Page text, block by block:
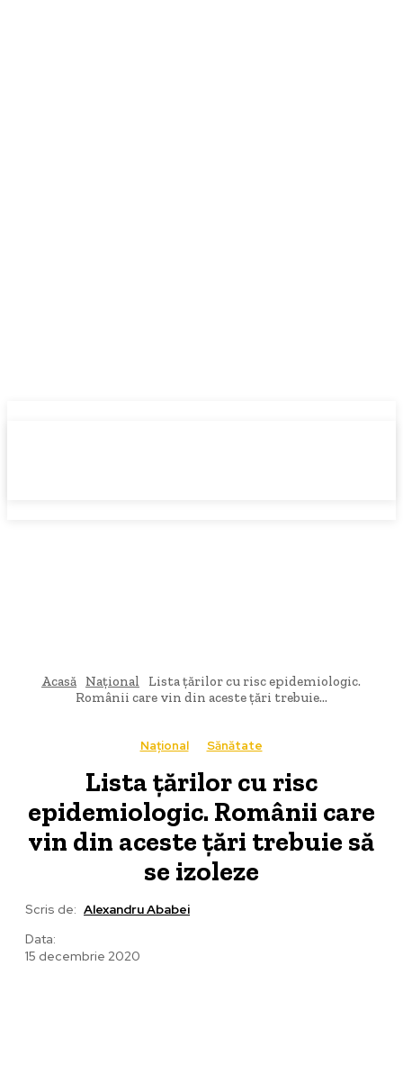
Acasă Național
Lista țărilor cu risc epidemiologic.
Românii care vin din aceste țări trebuie...
Național Sănătate
Lista țărilor cu risc
epidemiologic. Românii care
vin din aceste țări trebuie să
se izoleze
Scris de: Alexandru Ababei
Data:
15 decembrie 2020